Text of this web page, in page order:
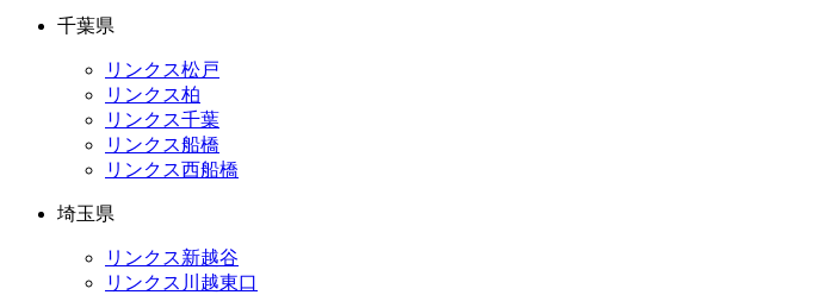
千葉県
リンクス松戸
リンクス柏
リンクス千葉
リンクス船橋
リンクス西船橋
埼玉県
リンクス新越谷
リンクス川越東口